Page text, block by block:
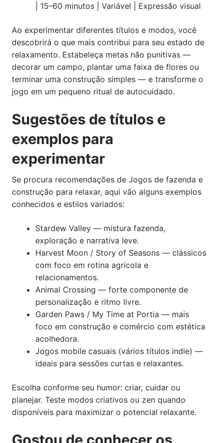
| 15–60 minutos | Variável | Expressão visual
Ao experimentar diferentes títulos e modos, você
descobrirá o que mais contribui para seu estado de
relaxamento. Estabeleça metas não punitivas —
decorar um campo, plantar uma faixa de flores ou
terminar uma construção simples — e transforme o
jogo em um pequeno ritual de autocuidado.
Sugestões de títulos e
exemplos para
experimentar
Se procura recomendações de Jogos de fazenda e
construção para relaxar, aqui vão alguns exemplos
conhecidos e estilos variados:
Stardew Valley — mistura fazenda,
exploração e narrativa leve.
Harvest Moon / Story of Seasons — clássicos
com foco em rotina agrícola e
relacionamentos.
Animal Crossing — forte componente de
personalização e ritmo livre.
Garden Paws / My Time at Portia — mais
foco em construção e comércio com estética
acolhedora.
Jogos mobile casuais (vários títulos indie) —
ideais para sessões curtas e relaxantes.
Escolha conforme seu humor: criar, cuidar ou
planejar. Teste modos criativos ou zen quando
disponíveis para maximizar o potencial relaxante.